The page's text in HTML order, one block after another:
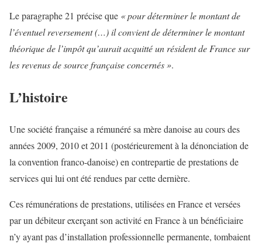
Le paragraphe 21 précise que « pour déterminer le montant de
l’éventuel reversement (…) il convient de déterminer le montant
théorique de l’impôt qu’aurait acquitté un résident de France sur
les revenus de source française concernés ».
L’histoire
Une société française a rémunéré sa mère danoise au cours des
années 2009, 2010 et 2011 (postérieurement à la dénonciation de
la convention franco-danoise) en contrepartie de prestations de
services qui lui ont été rendues par cette dernière.
Ces rémunérations de prestations, utilisées en France et versées
par un débiteur exerçant son activité en France à un bénéficiaire
n’y ayant pas d’installation professionnelle permanente, tombaient